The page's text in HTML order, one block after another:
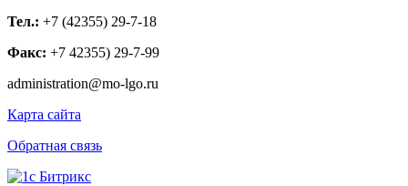
Тел.: +7 (42355) 29-7-18
Факс: +7 42355) 29-7-99
administration@mo-lgo.ru
Карта сайта
Обратная связь